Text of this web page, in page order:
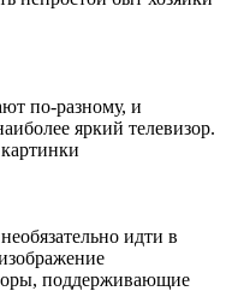
по-разному, и
яркий телевизор.
идти в
поддерживающие